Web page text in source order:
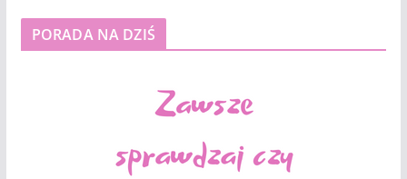
PORADA NA DZIŚ